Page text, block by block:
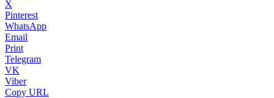
X
Pinterest
WhatsApp
Email
Print
Telegram
VK
Viber
Copy URL